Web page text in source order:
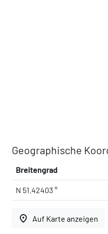
Geographische
Breitengrad
N 51.42403 °
place Auf Karte anzeigen